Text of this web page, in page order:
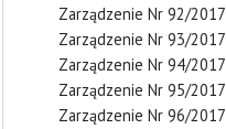
Zarządzenie Nr 92/2017
Zarządzenie Nr 93/2017
Zarządzenie Nr 94/2017
Zarządzenie Nr 95/2017
Zarządzenie Nr 96/2017